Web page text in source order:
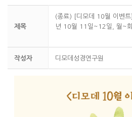
제목
(종료) [디모데 10월 이벤
년 10월 11일~12일, 월~
작성자 디모데성경연구원